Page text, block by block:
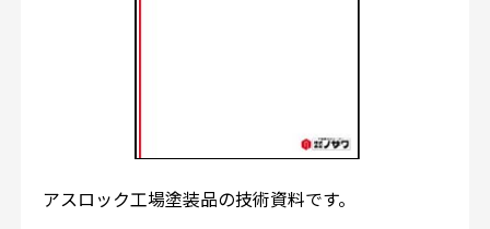
アスロック工場塗装品の技術資料です。